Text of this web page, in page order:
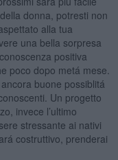
donna, potresti non
alla tua
una bella sorpresa
positiva
poco dopo metá mese.
buone possiblitá
Un progetto
invece l’ultimo
stressante ai nativi
costruttivo, prenderai